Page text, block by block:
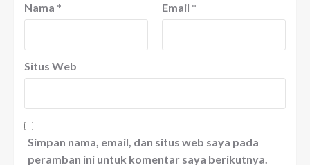
Nama * Email *
Situs Web
Simpan nama, email, dan situs web saya pada
peramban ini untuk komentar saya berikutnya.